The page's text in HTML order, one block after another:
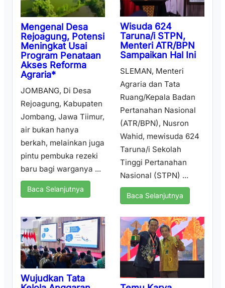
Mengenal Desa
Rejoagung, Potensi
Meningkat Usai
Program Penataan
Akses Reforma
Agraria*
JOMBANG, Di Desa
Rejoagung, Kabupaten
Jombang, Jawa Tiimur,
air bukan hanya
berkah, melainkan juga
pintu pembuka rezeki
baru bagi warganya ...
Baca Selanjutnya
Wisuda 624
Taruna/i STPN,
Menteri ATR/BPN
Sampaikan Hal Ini
SLEMAN, Menteri
Agraria dan Tata
Ruang/Kepala Badan
Pertanahan Nasional
(ATR/BPN), Nusron
Wahid, mewisuda 624
Taruna/i Sekolah
Tinggi Pertanahan
Nasional (STPN) ...
Baca Selanjutnya
Wujudkan Tata